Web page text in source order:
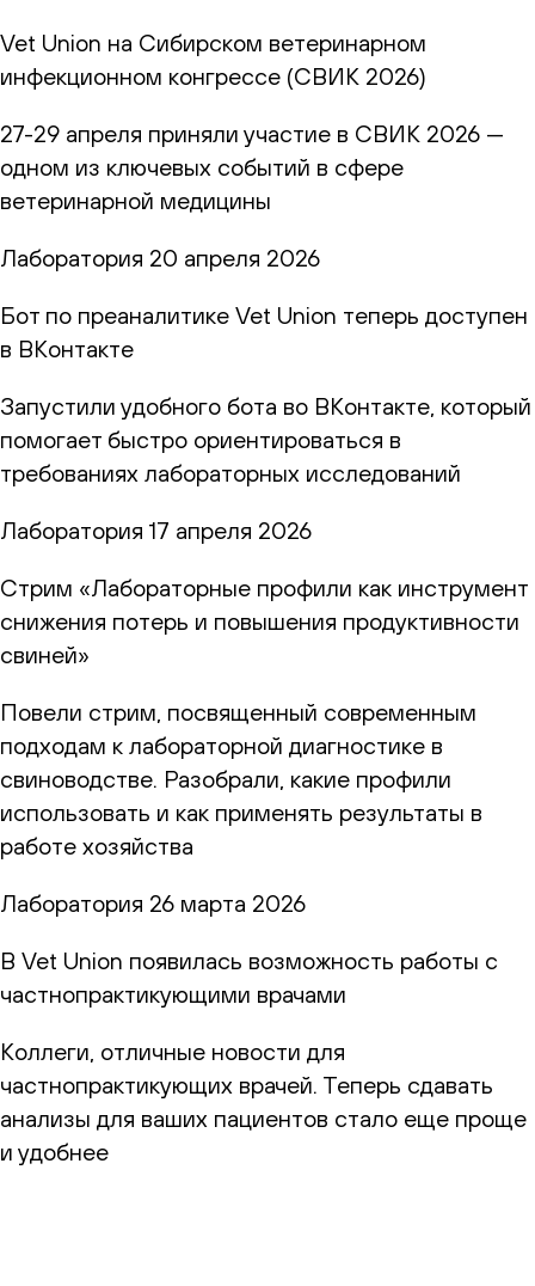
Vet Union на Сибирском ветеринарном
инфекционном конгрессе (СВИК 2026)
27-29 апреля приняли участие в СВИК 2026 —
одном из ключевых событий в сфере
ветеринарной медицины
Лаборатория 20 апреля 2026
Бот по преаналитике Vet Union теперь доступен
в ВКонтакте
Запустили удобного бота во ВКонтакте, который
помогает быстро ориентироваться в
требованиях лабораторных исследований
Лаборатория 17 апреля 2026
Стрим «Лабораторные профили как инструмент
снижения потерь и повышения продуктивности
свиней»
Повели стрим, посвященный современным
подходам к лабораторной диагностике в
свиноводстве. Разобрали, какие профили
использовать и как применять результаты в
работе хозяйства
Лаборатория 26 марта 2026
В Vet Union появилась возможность работы с
частнопрактикующими врачами
Коллеги, отличные новости для
частнопрактикующих врачей. Теперь сдавать
анализы для ваших пациентов стало еще проще
и удобнее